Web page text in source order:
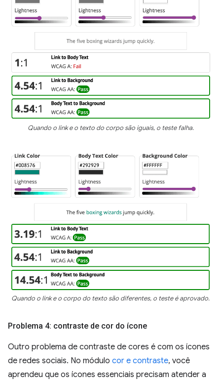
Quando o link e o texto do corpo são iguais, o teste falha.
Quando o link e o corpo do texto são diferentes, o teste é aprovado.
Problema 4: contraste de cor do ícone
Outro problema de contraste de cores é com os ícones
de redes sociais. No módulo cor e contraste, você
aprendeu que os ícones essenciais precisam atender a